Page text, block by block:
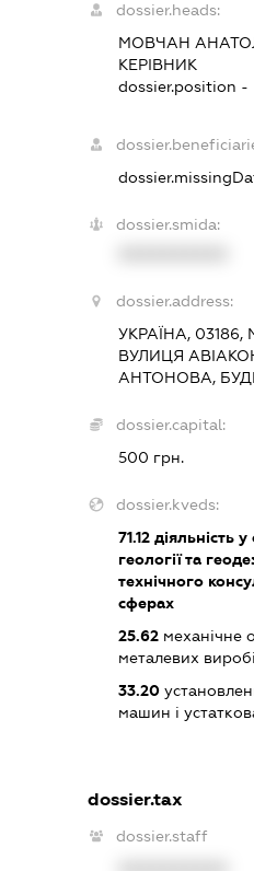
dossier.heads:
МОВЧАН
КЕРІВНИК
dossier.position -
dossier.smida:
dossier.address:
УКРАЇНА, 03186,
ВУЛИЦЯ
АНТОНОВА,
dossier.capital:
500 грн.
dossier.kveds:
71.12 діяльність
геології та
технічного
сферах
25.62 механічне
металевих
33.20
машин і
dossier.tax
dossier.staff